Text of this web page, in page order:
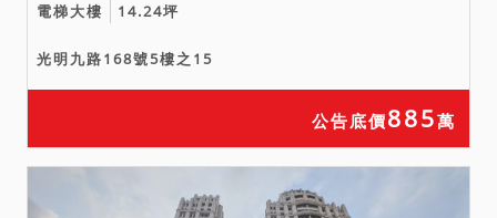
工程受益費、重劃工程費、
差額地價或其他稅捐、費
用。得標後應自行處理相關
事務，不得以任何理由要求
法院處理。
六、本件暫編建號建物部分
電梯大樓 14.24坪
光明九路168號5樓之15
公告底價885萬